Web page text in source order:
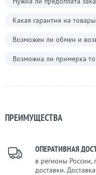
Какая гарантия на
Возможен ли обмен и
Возможна ли примерка
ПРЕИМУЩЕСТВА
ОПЕРАТИВНАЯ
в регионы
доставки.